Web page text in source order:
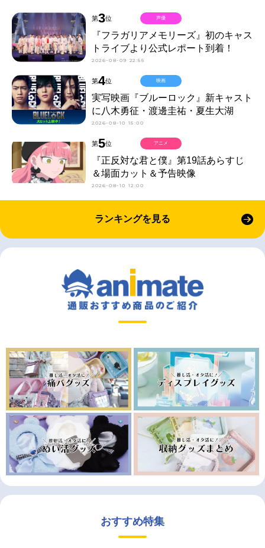
第3位
『フラガリアメモリーズ』初のキャス
トライブより公式レポート到着！
2026-08-09 22:55
声優
第4位
実写映画『ブルーロック』新キャスト
に八木勇征・渡邊圭祐・夏生大湖
2026-08-10 15:00
映画
第5位
『正反対な君と僕』第19話あらすじ
＆場面カット＆予告映像
2026-08-10 12:00
アニメ
ランキングを見る
おすすめ特集